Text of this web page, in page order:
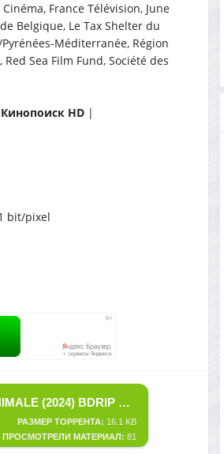
France Télévision, June
Belgique, Le Tax Shelter du
Méditerranée, Région
Sea Film Fund, Société des
Кинопоиск HD |
bit/pixel
СКАЧАТЬ ТОРРЕНТ ОБОРОТЕНЬ / ANIMALE (2024) BDRIP ОТ MEGAPEER | P | КИНОПОИСК HD
РАЗМЕР ТОРРЕНТА: 16.1 KB
ПРОСМОТРЕЛИ МАТЕРИАЛ: 81